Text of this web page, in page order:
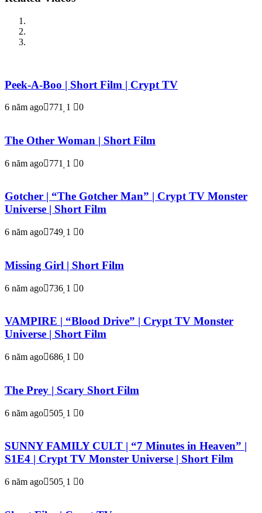
Peek-A-Boo | Short Film | Crypt TV
6 năm ago 771 1 0
The Other Woman | Short Film
6 năm ago 771 1 0
Gotcher | “The Gotcher Man” | Crypt TV Monster
Universe | Short Film
6 năm ago 749 1 0
Missing Girl | Short Film
6 năm ago 736 1 0
VAMPIRE | “Blood Drive” | Crypt TV Monster
Universe | Short Film
6 năm ago 686 1 0
The Prey | Scary Short Film
6 năm ago 505 1 0
SUNNY FAMILY CULT | “7 Minutes in Heaven” |
S1E4 | Crypt TV Monster Universe | Short Film
6 năm ago 505 1 0